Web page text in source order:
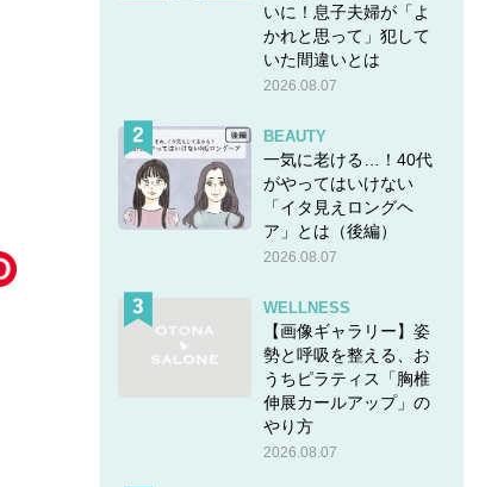
いに！息子夫婦が「よ
かれと思って」犯して
いた間違いとは
2026.08.07
BEAUTY
一気に老ける…！40代
がやってはいけない
「イタ見えロングヘ
ア」とは（後編）
2026.08.07
WELLNESS
【画像ギャラリー】姿
勢と呼吸を整える、お
うちピラティス「胸椎
伸展カールアップ」の
やり方
2026.08.07